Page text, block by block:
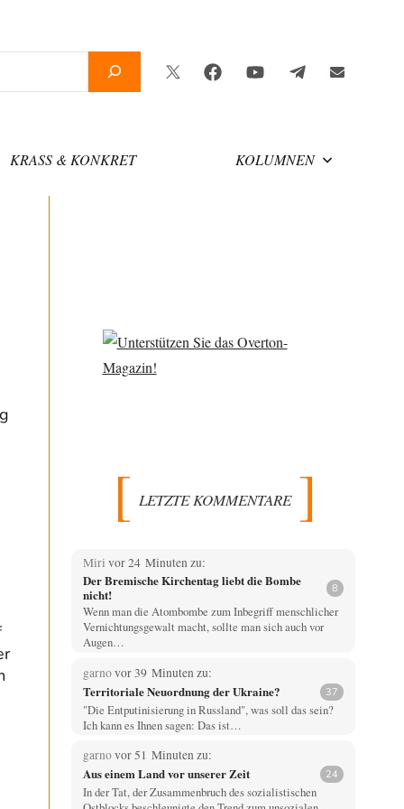
TwitterFacebookYouTubeTelegramNewsletter
KRASS & KONKRET KOLUMNEN
LETZTE KOMMENTARE
Miri vor 24 Minuten zu:
Der Bremische Kirchentag liebt die Bombe
nicht!
8
Wenn man die Atombombe zum Inbegriff menschlicher
Vernichtungsgewalt macht, sollte man sich auch vor
Augen…
garnovor 39 Minuten zu:
Territoriale Neuordnung der Ukraine? 37
"Die Entputinisierung in Russland", was soll das sein?
Ich kann es Ihnen sagen: Das ist…
garnovor 51 Minuten zu:
Aus einem Land vor unserer Zeit 24
In der Tat, der Zusammenbruch des sozialistischen